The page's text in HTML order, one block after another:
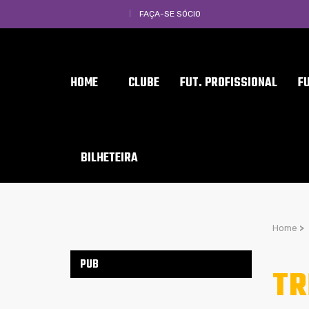
FAÇA-SE SÓCIO
HOME CLUBE FUT. PROFISSIONAL
BILHETEIRA
Home >
PUB